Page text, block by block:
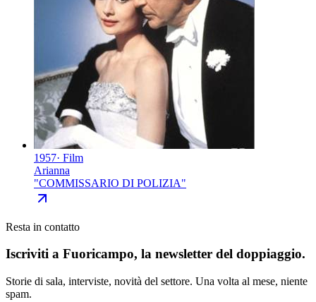
1957· Film
Arianna
"COMMISSARIO DI POLIZIA"
Resta in contatto
Iscriviti a Fuoricampo, la newsletter del doppiaggio.
Storie di sala, interviste, novità del settore. Una volta al mese, niente
spam.